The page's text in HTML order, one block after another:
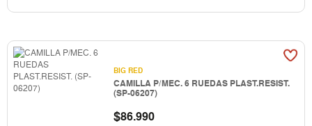
BIG RED
CAMILLA P/MEC. 6 RUEDAS PLAST.RESIST.
(SP-06207)
$86.990